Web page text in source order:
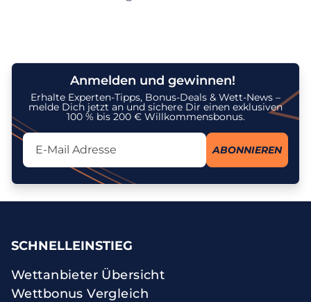
Anmelden und gewinnen!
Erhalte Experten-Tipps, Bonus-Deals & Wett-News –
melde Dich jetzt an und sichere Dir einen exklusiven
100 % bis 200 € Willkommensbonus.
Lassen Sie dieses Feld leer
ABONNIEREN
Ich stimme dem Erhalt des Newsletters zu und erkenne an, dass
meine personenbezogenen Daten gemäß derDatenschutzrichtlinie
SCHNELLEINSTIEG
Wettanbieter Übersicht
Wettbonus Vergleich